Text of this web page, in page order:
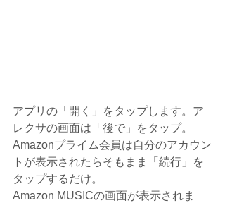
アプリの「開く」をタップします。ア
レクサの画面は「後で」をタップ。
Amazonプライム会員は自分のアカウン
トが表示されたらそもまま「続行」を
タップするだけ。
Amazon MUSICの画面が表示されま